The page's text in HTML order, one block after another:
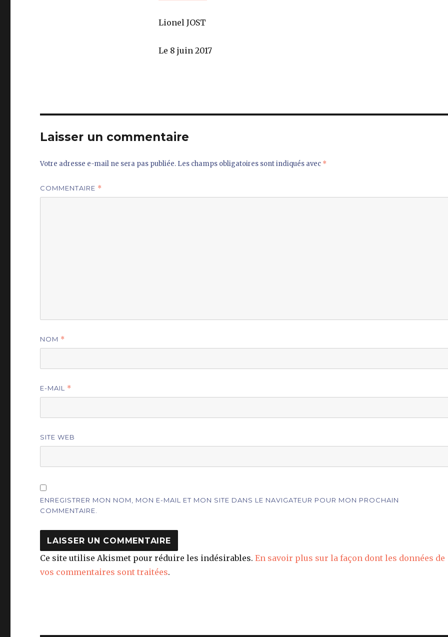
Lionel JOST
Le 8 juin 2017
Laisser un commentaire
Votre adresse e-mail ne sera pas publiée. Les champs obligatoires sont indiqués avec *
COMMENTAIRE *
NOM *
E-MAIL *
SITE WEB
ENREGISTRER MON NOM, MON E-MAIL ET MON SITE DANS LE NAVIGATEUR POUR MON PROCHAIN
COMMENTAIRE.
Ce site utilise Akismet pour réduire les indésirables.En savoir plus sur la façon dont les données de
vos commentaires sont traitées.